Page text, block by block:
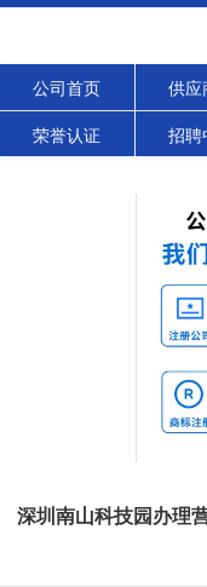
公司首页 供应
荣誉认证 招聘
深圳南山科技园办理